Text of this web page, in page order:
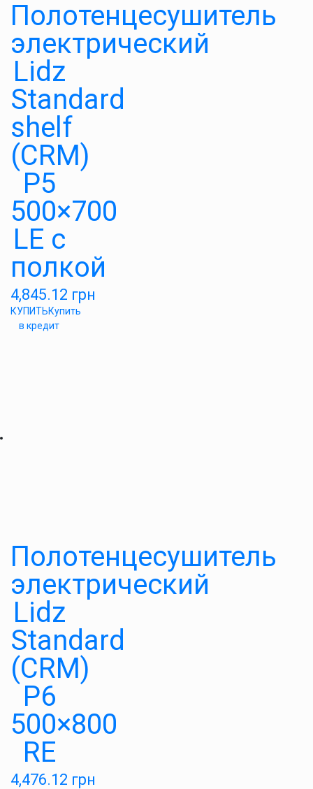
Полотенцесушитель
электрический
Lidz
Standard
shelf
(CRM)
P5
500×700
LE с
полкой
4,845.12 грн
КУПИТЬКупить
в кредит
Полотенцесушитель
электрический
Lidz
Standard
(CRM)
P6
500×800
RE
4,476.12 грн